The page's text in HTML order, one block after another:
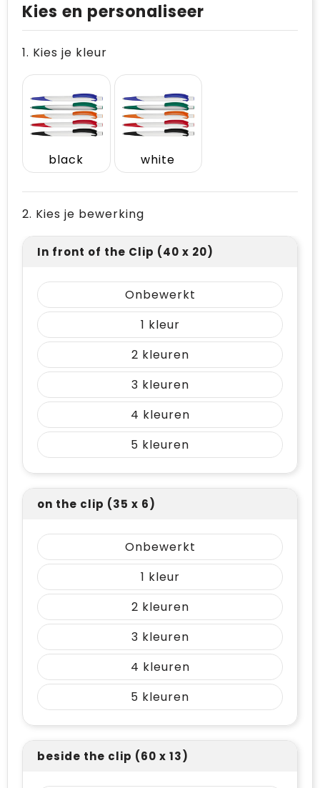
Kies en personaliseer
1. Kies je kleur
black white
2. Kies je bewerking
In front of the Clip (40 x 20)
Onbewerkt
1
2
3
4
5
on the clip (35 x 6)
Onbewerkt
1
2
3
4
5
beside the clip (60 x 13)